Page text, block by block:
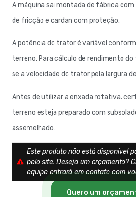
A máquina sai montada de fábrica com
de fricção e cardan com proteção.
A potência do trator é variável
terreno. Para cálculo de rendimento
se a velocidade do trator pela largura
Antes de utilizar a enxada rotativa,
terreno esteja preparado com
assemelhado.
Este produto não está disponível
pelo site. Deseja um orçamento?
equipe entrará em contato com
Quero um